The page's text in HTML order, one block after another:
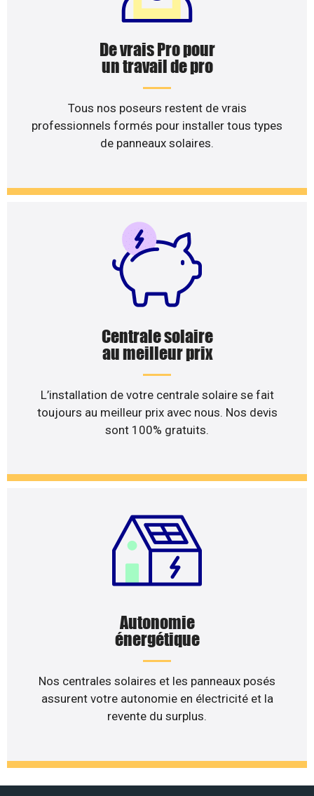
De vrais Pro pour
un travail de pro
Tous nos poseurs restent de vrais
professionnels formés pour installer tous types
de panneaux solaires.
Centrale solaire
au meilleur prix
L’installation de votre centrale solaire se fait
toujours au meilleur prix avec nous. Nos devis
sont 100% gratuits.
Autonomie
énergétique
Nos centrales solaires et les panneaux posés
assurent votre autonomie en électricité et la
revente du surplus.